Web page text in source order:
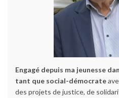
Engagé depuis ma jeunesse
tant que social-démocrate
des projets de justice, de